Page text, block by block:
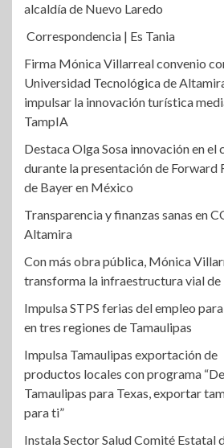
alcaldía de Nuevo Laredo
Correspondencia | Es Tania
Firma Mónica Villarreal convenio
Universidad Tecnológica de
impulsar la innovación turística
TampIA
Destaca Olga Sosa innovación en el
durante la presentación de Forward
de Bayer en México
Transparencia y finanzas sanas en
Altamira
Con más obra pública, Mónica
transforma la infraestructura vial de
Impulsa STPS ferias del empleo
en tres regiones de Tamaulipas
Impulsa Tamaulipas exportación de
productos locales con programa “De
Tamaulipas para Texas, exportar
para ti”
Instala Sector Salud Comité Estatal